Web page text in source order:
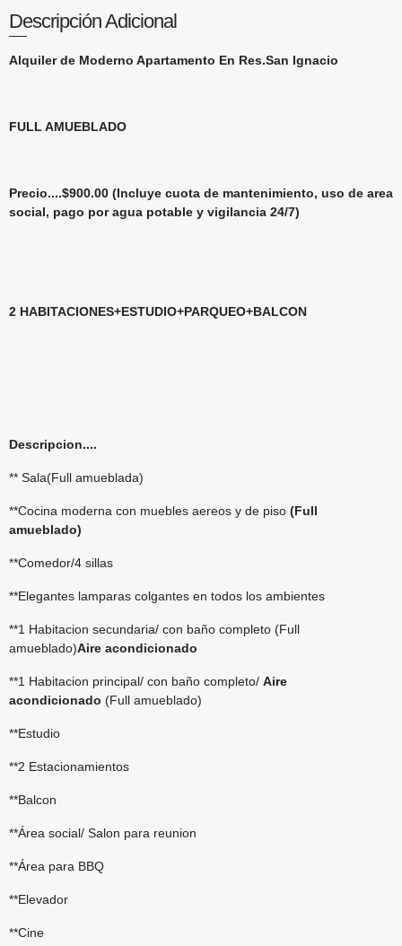
Descripción Adicional
Alquiler de ​Moderno Apartamento En Res.San Ignacio
FULL AMUEBLADO
Precio....$900.00 (Incluye cuota de mantenimiento, uso de area
social, pago por agua potable y vigilancia 24/7)
2 HABITACIONES+ESTUDIO+PARQUEO+BALCON
Descripcion....
** Sala(Full amueblada)
**Cocina moderna con muebles aereos y de piso (Full
amueblado)
**Comedor/4 sillas
**Elegantes lamparas colgantes en todos los ambientes
**1 Habitacion secundaria/ con baño completo (Full
amueblado)Aire acondicionado
**1 Habitacion principal/ con baño completo/ Aire
acondicionado (Full amueblado)
**Estudio
**2 Estacionamientos
**Balcon
**Área social/ Salon para reunion
**Área para BBQ
**Elevador
**Cine